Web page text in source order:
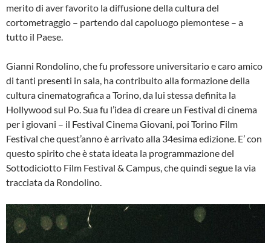
merito di aver favorito la diffusione della cultura del
cortometraggio – partendo dal capoluogo piemontese – a
tutto il Paese.
Gianni Rondolino, che fu professore universitario e caro amico
di tanti presenti in sala, ha contribuito alla formazione della
cultura cinematografica a Torino, da lui stessa definita la
Hollywood sul Po. Sua fu l’idea di creare un Festival di cinema
per i giovani – il Festival Cinema Giovani, poi Torino Film
Festival che quest’anno è arrivato alla 34esima edizione. E’ con
questo spirito che è stata ideata la programmazione del
Sottodiciotto Film Festival & Campus, che quindi segue la via
tracciata da Rondolino.